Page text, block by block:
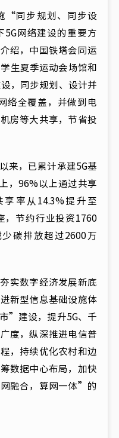
同步规划、同步设
网络建设的重要方
绍，中国铁塔会同运
生夏季运动会场馆和
，同步规划、设计并
络全覆盖，并做到电
房等大共享，节省投
，已累计承建5G基
，96%以上通过共享
率从14.3%提升至
，节约行业投资1760
碳排放超过2600万
数字经济发展新底
新型信息基础设施体
”建设，提升5G、千
度，纵深推进电信普
，持续优化农村和边
数据中心布局，加快
融合，算网一体”的